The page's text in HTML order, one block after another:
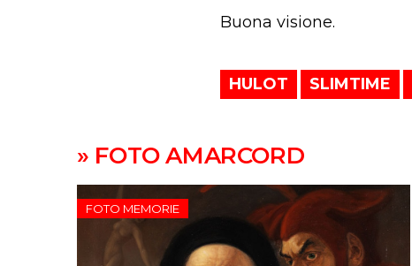
Buona visione.
HULOT SLIMTIME
» FOTO AMARCORD
FOTO MEMORIE